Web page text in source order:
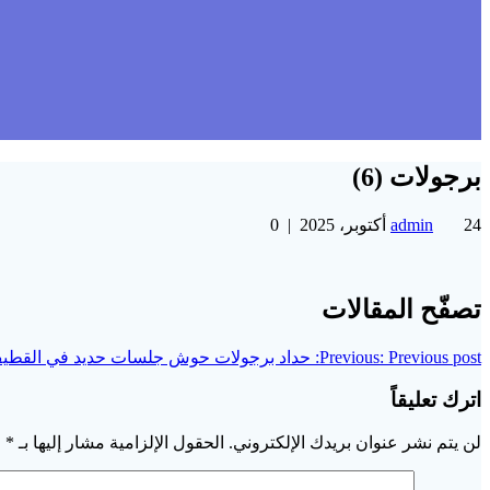
برجولات (6)
admin 24 أكتوبر، 2025 |
0
تصفّح المقالات
Previous: Previous post: حداد برجولات حوش جلسات حديد في
اترك تعليقاً
لن يتم نشر عنوان بريدك الإلكتروني. الحقول الإلزامية مشار إليها بـ *